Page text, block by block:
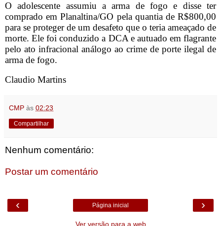
O adolescente assumiu a arma de fogo e disse ter
comprado em Planaltina/GO pela quantia de R$800,00
para se proteger de um desafeto que o teria ameaçado de
morte. Ele foi conduzido a DCA e autuado em flagrante
pelo ato infracional análogo ao crime de porte ilegal de
arma de fogo.
Claudio Martins
CMP às 02:23
Compartilhar
Nenhum comentário:
Postar um comentário
‹ ›
Página inicial
Ver versão para a web